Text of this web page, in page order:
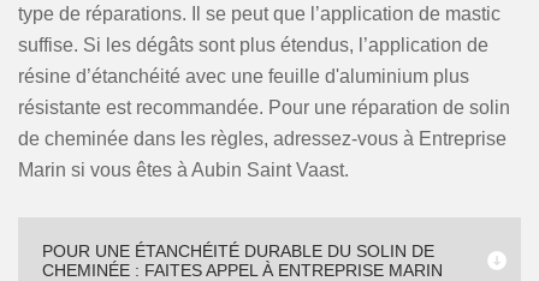
type de réparations. Il se peut que l’application de mastic
suffise. Si les dégâts sont plus étendus, l’application de
résine d’étanchéité avec une feuille d'aluminium plus
résistante est recommandée. Pour une réparation de solin
de cheminée dans les règles, adressez-vous à Entreprise
Marin si vous êtes à Aubin Saint Vaast.
POUR UNE ÉTANCHÉITÉ DURABLE DU SOLIN DE
CHEMINÉE : FAITES APPEL À ENTREPRISE MARIN